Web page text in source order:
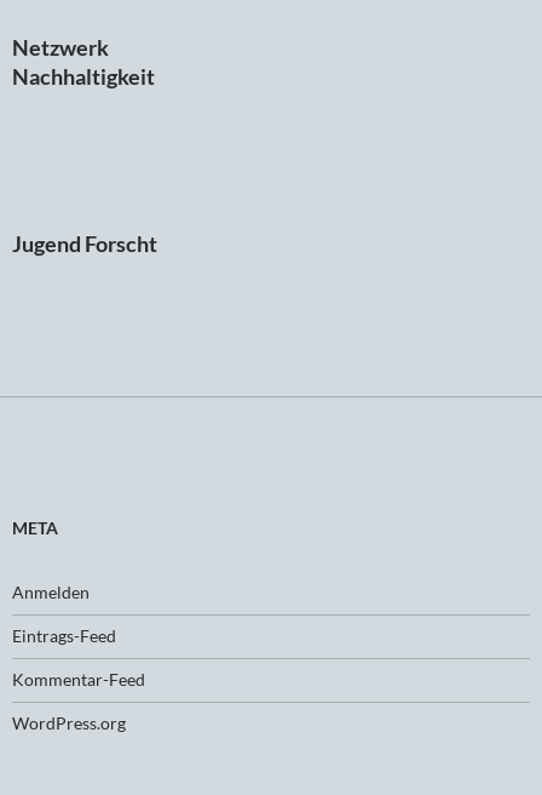
Netzwerk
Nachhaltigkeit
Jugend Forscht
META
Anmelden
Eintrags-Feed
Kommentar-Feed
WordPress.org